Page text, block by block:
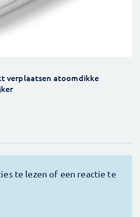
verplaatsen atoomdikke